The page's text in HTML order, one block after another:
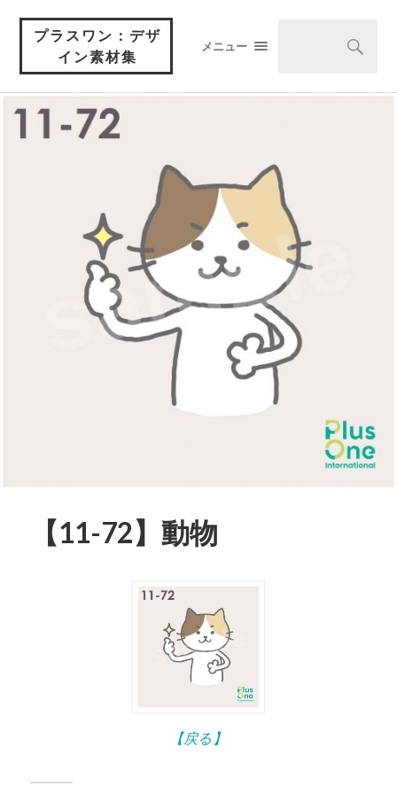
プラスワン：デザ
イン素材集
メニュー
【11-72】動物
【戻る】